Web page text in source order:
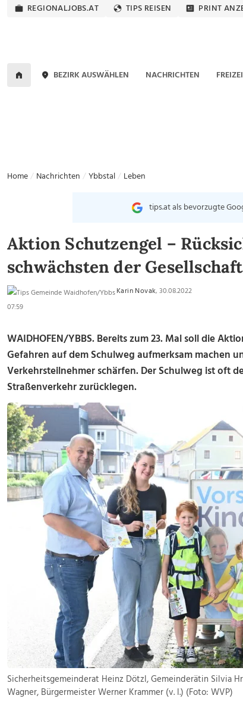
REGIONALJOBS.AT TIPS REISEN PRINT
BEZIRK AUSWÄHLEN NACHRICHTEN
Home Nachrichten Ybbstal Leben
tips.at als bevorzugte
Aktion Schutzengel –
schwächsten der Gesellschaft
Karin Novak, 30.08.2022
07:59
WAIDHOFEN/YBBS. Bereits zum 23. Mal soll die
Gefahren auf dem Schulweg aufmerksam machen
Verkehrsteilnehmer schärfen. Der Schulweg ist oft
Straßenverkehr zurücklegen.
Sicherheitsgemeinderat Heinz Dötzl, Gemeinderätin Silvia
Wagner, Bürgermeister Werner Krammer (v. l.) (Foto: WVP)